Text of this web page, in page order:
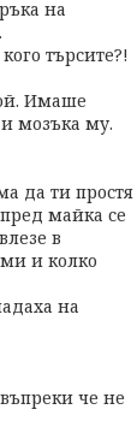
на
търсите?!
Имаше
мозъка му.
да ти простя
майка се
в
и колко
на
че не